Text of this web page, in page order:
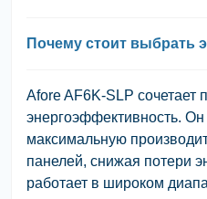
Почему стоит выбрать
Afore AF6K-SLP сочетает
энергоэффективность. Он
максимальную
панелей, снижая потери
работает в широком